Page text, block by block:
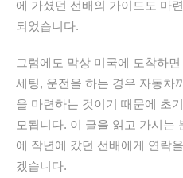
에 가셨던 선배의 가이드도 마
되었습니다.
그럼에도 막상 미국에 도착하
세팅, 운전을 하는 경우 자동차
을 마련하는 것이기 때문에 초
모됩니다. 이 글을 읽고 가시는
에 작년에 갔던 선배에게 연락
겠습니다.